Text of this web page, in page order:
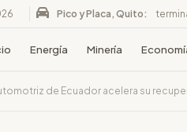
Pico y Placa, Quito:
Energía Minería
de Ecuador acelera su